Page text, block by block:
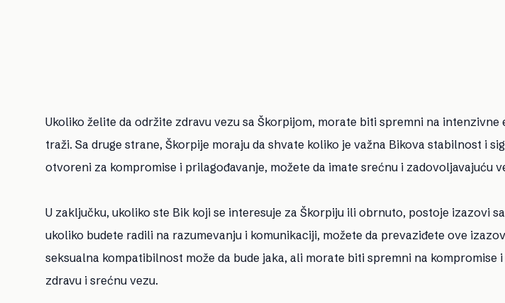
Ukoliko želite da održite zdravu vezu sa Škorpijom, morate biti spremni na intenzivne
traži. Sa druge strane, Škorpije moraju da shvate koliko je važna Bikova stabilnost i
otvoreni za kompromise i prilagođavanje, možete da imate srećnu i zadovoljavajuću
U zaključku, ukoliko ste Bik koji se interesuje za Škorpiju ili obrnuto, postoje izazovi
ukoliko budete radili na razumevanju i komunikaciji, možete da prevaziđete ove
seksualna kompatibilnost može da bude jaka, ali morate biti spremni na kompromise
zdravu i srećnu vezu.